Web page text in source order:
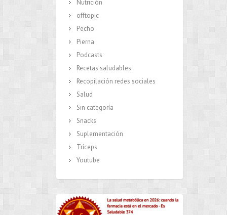
Nutrición
offtopic
Pecho
Pierna
Podcasts
Recetas saludables
Recopilación redes sociales
Salud
Sin categoría
Snacks
Suplementación
Tríceps
Youtube